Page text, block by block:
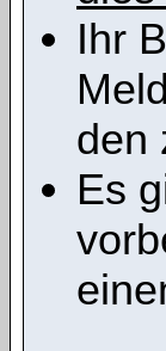
Ihr
den
Es